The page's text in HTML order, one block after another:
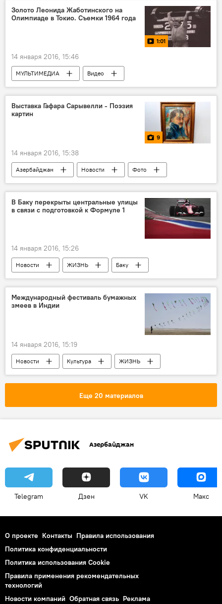
Александр Разуваев
Террористическая угроза
Золото Леонида Жаботинского на
Олимпиаде в Токио. Съемки 1964 года
1:01
14 января 2016, 15:46
МУЛЬТИМЕДИА Видео
Выставка Гафара Сарывелли - Поэзия
картин
9
14 января 2016, 15:38
Азербайджан Новости
Фото
Культура
МУЛЬТИМЕДИА
ЖИЗНЬ
Баку
В Баку перекрыты центральные улицы
в связи с подготовкой к Формуле 1
14 января 2016, 15:26
Новости ЖИЗНЬ
Баку
Baku City Circuit
BCC Ремонт улиц
Международный фестиваль бумажных
змеев в Индии
14 января 2016, 15:19
Новости Культура
ЖИЗНЬ
События и даты
Индия
Фестиваль
Еще 20 материалов
Азербайджан
Telegram Дзен VK Макс
О проекте Контакты Правила использования
Политика конфиденциальности
Политика использования Cookie
Правила применения рекомендательных
технологий
Новости компаний Обратная связь Реклама